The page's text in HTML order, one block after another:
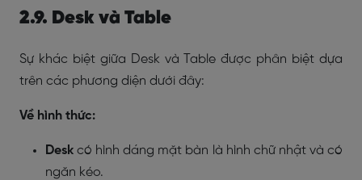
2.9. Desk và Table
Sự khác biệt giữa Desk và Table được phân biệt dựa
trên các phương diện dưới đây:
Về hình thức:
Desk có hình dáng mặt bàn là hình chữ nhật và có
ngăn kéo.